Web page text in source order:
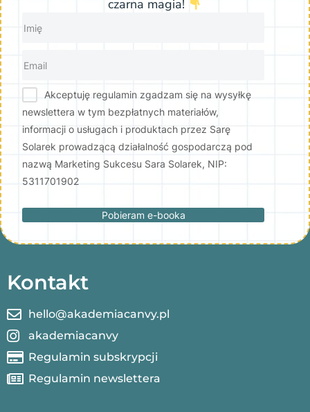
czarna magia!
Akceptuję regulamin zgadzam się na wysyłkę
newslettera w tym bezpłatnych materiałów,
informacji o usługach i produktach przez Sarę
Solarek prowadzącą działalność gospodarczą pod
nazwą Marketing Sukcesu Sara Solarek, NIP:
5311701902
Pobieram e-booka
Kontakt
hello@akademiacanvy.pl
akademiacanvy
Regulamin subskrypcji
Regulamin newslettera